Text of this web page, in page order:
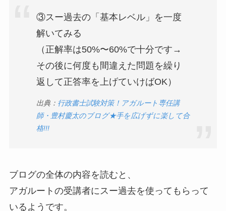
③スー過去の「基本レベル」を一度
解いてみる
（正解率は50%〜60%で十分です→
その後に何度も間違えた問題を繰り
返して正答率を上げていけばOK）
出典： 行政書士試験対策！アガルート専任講
師・豊村慶太のブログ★手を広げずに楽して合
格!!!
ブログの全体の内容を読むと、
アガルートの受講者にスー過去を使ってもらって
いるようです。